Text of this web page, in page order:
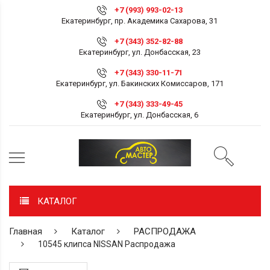
+7 (993) 993-02-13
Екатеринбург, пр. Академика Сахарова, 31
+7 (343) 352-82-88
Екатеринбург, ул. Донбасская, 23
+7 (343) 330-11-71
Екатеринбург, ул. Бакинских Комиссаров, 171
+7 (343) 333-49-45
Екатеринбург, ул. Донбасская, 6
КАТАЛОГ
Главная Каталог РАСПРОДАЖА
10545 клипса NISSAN Распродажа